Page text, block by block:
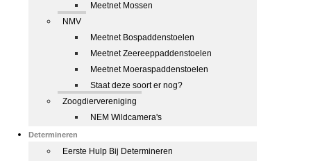
Meetnet Mossen
NMV
Meetnet Bospaddenstoelen
Meetnet Zeereeppaddenstoelen
Meetnet Moeraspaddenstoelen
Staat deze soort er nog?
Zoogdiervereniging
NEM Wildcamera's
Determineren
Eerste Hulp Bij Determineren